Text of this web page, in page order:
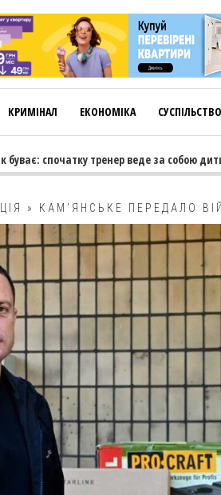
КРИМІНАЛ ЕКОНОМІКА СУСПІЛЬСТВО
спочатку тренер веде за собою
» КАМ’ЯНСЬКЕ ПЕРЕДАЛО